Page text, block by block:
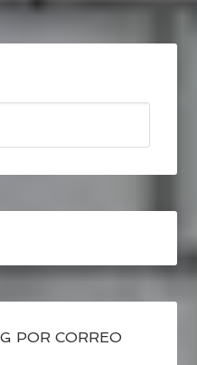
POR CORREO